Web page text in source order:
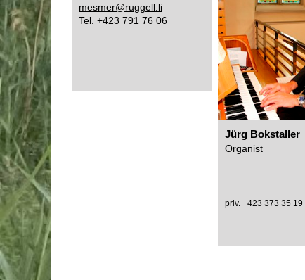
mesmer@ruggell.li
Tel. +423 791 76 06
Jürg Bokstaller
Organist
priv. +423 373 35 19